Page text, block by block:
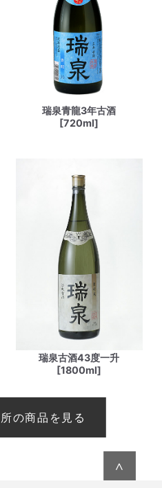
瑞泉青龍3年古酒
[720ml]
瑞泉古酒43度一升
[1800ml]
の商品を見る
∧